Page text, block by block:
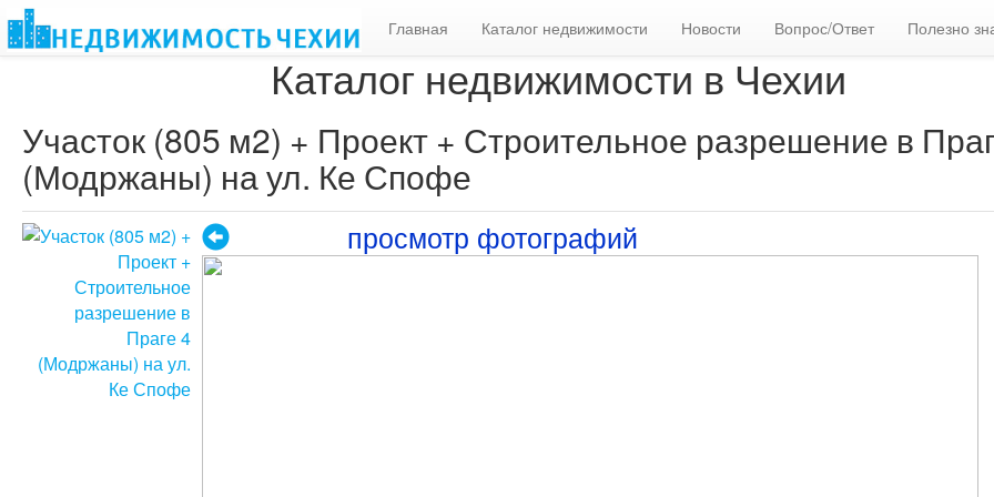
Главная Каталог недвижимости Новости Вопрос/Ответ Полезно
Каталог недвижимости в Чехии
Участок (805 м2) + Проект + Строительное разрешение в
(Модржаны) на ул. Ке Спофе
просмотр фотографий